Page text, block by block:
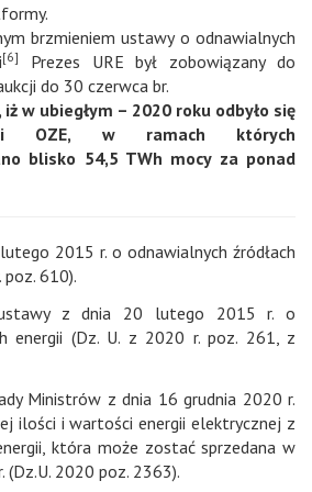
brzmieniem ustawy o odnawialnych
[6]
Prezes URE był zobowiązany do
do 30 czerwca br.
w ubiegłym – 2020 roku odbyło się
OZE, w ramach których
blisko 54,5 TWh mocy za ponad
2015 r. o odnawialnych źródłach
poz. 610).
z dnia 20 lutego 2015 r. o
energii (Dz. U. z 2020 r. poz. 261, z
Ministrów z dnia 16 grudnia 2020 r.
ilości i wartości energii elektrycznej z
która może zostać sprzedana w
2020 poz. 2363).